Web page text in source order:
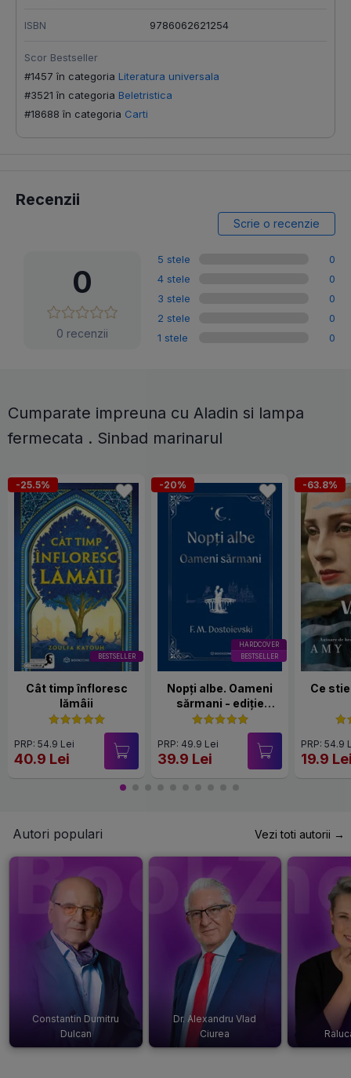
ISBN 9786062621254
Scor Bestseller
#1457 în categoria Literatura universala
#3521 în categoria Beletristica
#18688 în categoria Carti
Recenzii
Scrie o recenzie
0
0 recenzii
5 stele
0
4 stele
0
3 stele
0
2 stele
0
1 stele
0
Cumparate impreuna cu Aladin si lampa
fermecata . Sinbad marinarul
BESTSELLER
-25.5%
Cât timp înfloresc
lămâii
PRP: 54.9 Lei
40.9 Lei
HARDCOVER
BESTSELLER
-20%
Nopți albe. Oameni
sărmani - ediție
Hardcover 2025
PRP: 49.9 Lei
39.9 Lei
-63.8%
Ce
PRP: 54.9
19.9
Autori populari Vezi toti autorii →
Constantin Dumitru
Dulcan
Dr. Alexandru Vlad
Ciurea